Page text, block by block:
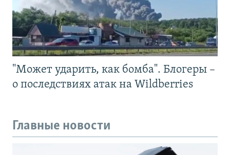
"Может ударить, как бомба". Блогеры –
о последствиях атак на Wildberries
Главные новости